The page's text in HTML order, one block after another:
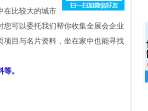
在比较大的城市
可以委托我们帮你收集全展会企业
目与名片资料，坐在家中也能寻找
。